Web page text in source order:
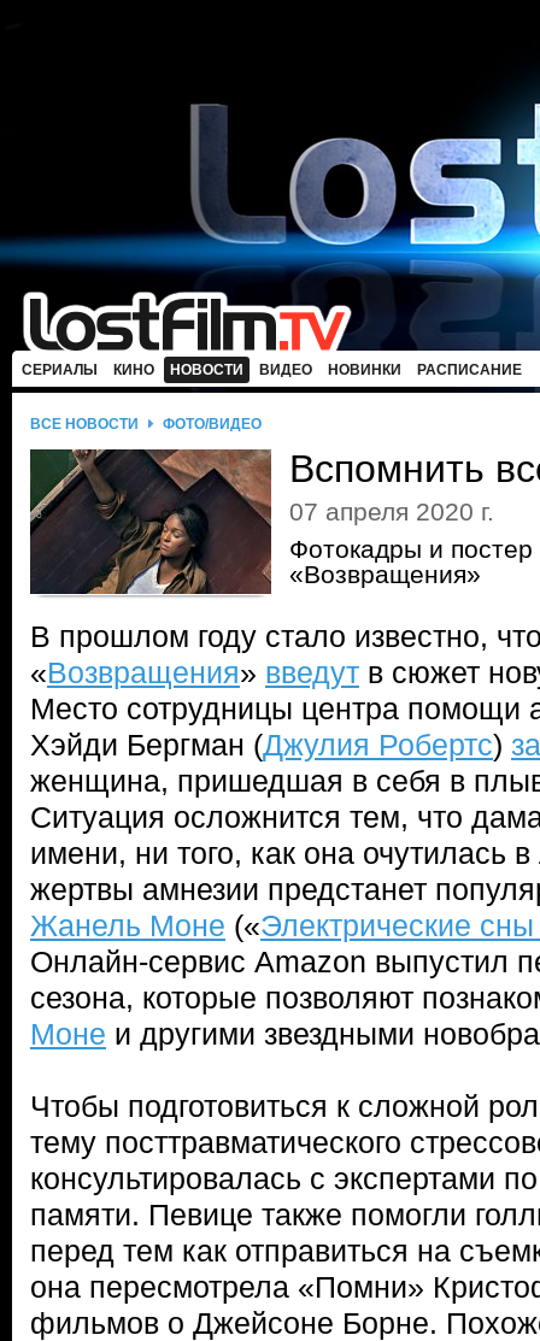
СЕРИАЛЫ КИНО НОВОСТИ ВИДЕО НОВИНКИ РАСПИСАНИЕ
ВСЕ НОВОСТИ ФОТО/ВИДЕО
Вспомнить
07 апреля 2020 г.
Фотокадры и постер
«Возвращения»
В прошлом году стало известно,
«Возвращения» введут в сюжет
Место сотрудницы центра помощи
Хэйди Бергман (Джулия Робертс)
женщина, пришедшая в себя в
Ситуация осложнится тем, что
имени, ни того, как она очутилась
жертвы амнезии предстанет
Жанель Моне («Электрические
Онлайн-сервис Amazon выпустил
сезона, которые позволяют
Моне и другими звездными
Чтобы подготовиться к сложной
тему посттравматического
консультировалась с экспертами
памяти. Певице также помогли
перед тем как отправиться на
она пересмотрела «Помни»
фильмов о Джейсоне Борне.